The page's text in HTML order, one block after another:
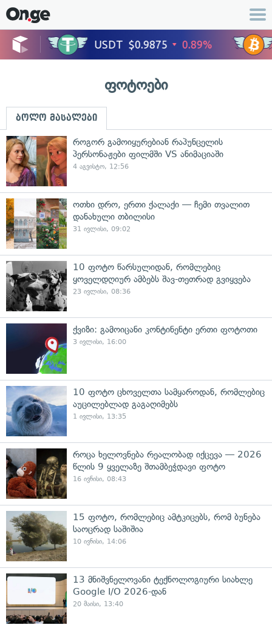
ფოტოები
ბოლო მასალები
როგორ გამოიყურებიან რაპუნცელის
პერსონაჟები ფილმში VS ანიმაციაში
4 აგვისტო, 12:56
ოთხი დრო, ერთი ქალაქი — ჩემი თვალით
დანახული თბილისი
31 ივლისი, 09:02
10 ფოტო წარსულიდან, რომლებიც
ყოველდღიურ ამბებს შავ-თეთრად გვიყვება
23 ივლისი, 08:36
ქვიზი: გამოიცანი კონტინენტი ერთი ფოტოთი
3 ივლისი, 16:00
10 ფოტო ცხოველთა სამყაროდან, რომლებიც
აუცილებლად გაგაღიმებს
1 ივლისი, 13:35
როცა ხელოვნება რეალობად იქცევა — 2026
წლის 9 ყველაზე შთამბეჭდავი ფოტო
16 ივნისი, 08:43
15 ფოტო, რომლებიც ამტკიცებს, რომ ბუნება
საოცრად საშიშია
10 ივნისი, 14:06
13 მნიშვნელოვანი ტექნოლოგიური სიახლე
Google I/O 2026-დან
20 მაისი, 13:40